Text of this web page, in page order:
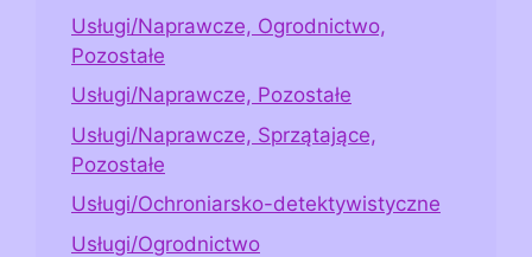
Usługi/Naprawcze, Ogrodnictwo,
Pozostałe
Usługi/Naprawcze, Pozostałe
Usługi/Naprawcze, Sprzątające,
Pozostałe
Usługi/Ochroniarsko-detektywistyczne
Usługi/Ogrodnictwo